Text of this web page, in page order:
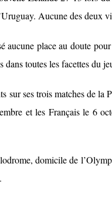
Aucune des deux
aucune place au doute
toutes les facettes du
sur ses trois matches de
et les Français le 6
domicile de